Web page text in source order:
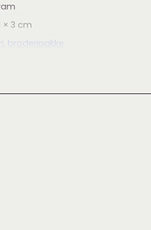
× 3 cm
broderipakke